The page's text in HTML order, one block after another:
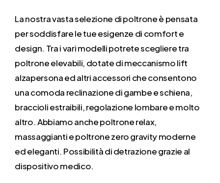
La nostra vasta selezione di poltrone è pensata
per soddisfare le tue esigenze di comfort e
design. Tra i vari modelli potrete scegliere tra
poltrone elevabili, dotate di meccanismo lift
alzapersona ed altri accessori che consentono
una comoda reclinazione di gambe e schiena,
braccioli estraibili, regolazione lombare e molto
altro. Abbiamo anche poltrone relax,
massaggianti e poltrone zero gravity moderne
ed eleganti. Possibilità di detrazione grazie al
dispositivo medico.